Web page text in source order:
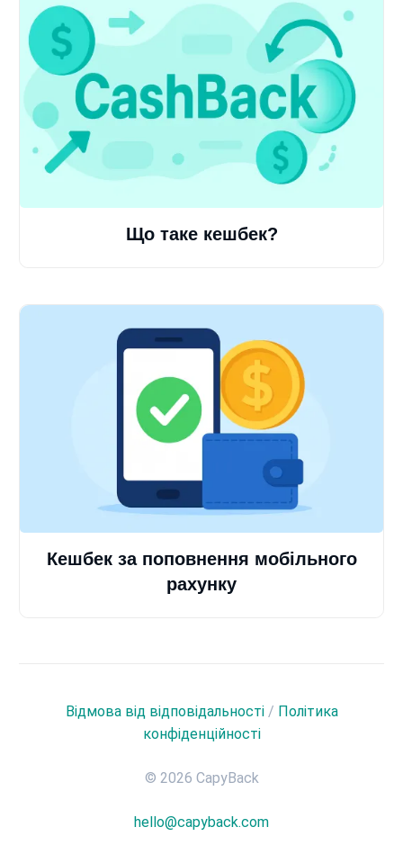
Що таке кешбек?
Кешбек за поповнення мобільного
рахунку
Відмова від відповідальності/ Політика
конфіденційності
© 2026 CapyBack
hello@capyback.com